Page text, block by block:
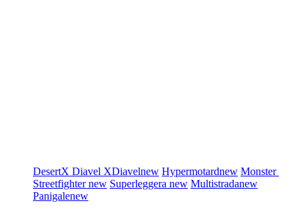
DesertX Diavel XDiavelnew Hypermotardnew Monster
Streetfighternew Superleggera new Multistradanew
Panigalenew